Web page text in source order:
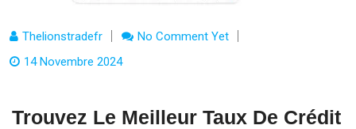
Thelionstradefr
No Comment Yet
14 Novembre 2024
Trouvez Le Meilleur Taux De Crédit